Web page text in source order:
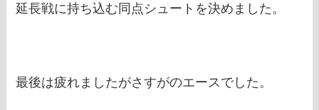
延長戦に持ち込む同点シュートを決めました。
最後は疲れましたがさすがのエースでした。